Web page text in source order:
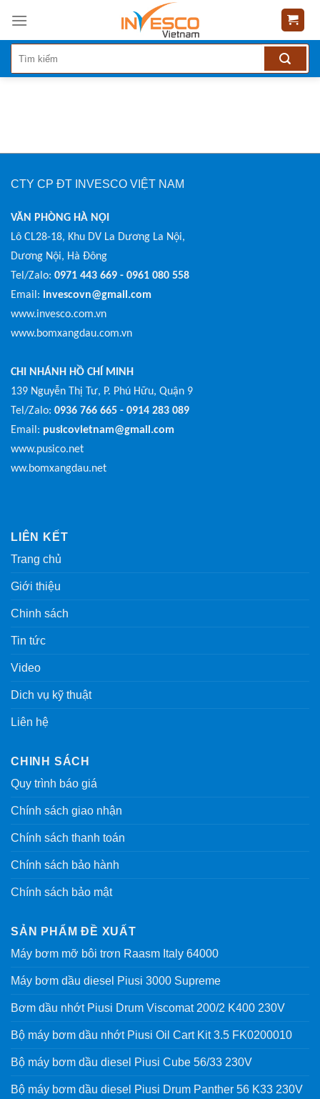
content
CTY CP ĐT INVESCO VIỆT NAM
VĂN PHÒNG HÀ NỘI
Lô CL28-18, Khu DV La Dương La Nội,
Dương Nội, Hà Đông
Tel/Zalo: 0971 443 669 - 0961 080 558
Email: invescovn@gmail.com
www.invesco.com.vn
www.bomxangdau.com.vn
CHI NHÁNH HỒ CHÍ MINH
139 Nguyễn Thị Tư, P. Phú Hữu, Quận 9
Tel/Zalo: 0936 766 665 - 0914 283 089
Email: pusicovietnam@gmail.com
www.pusico.net
ww.bomxangdau.net
LIÊN KẾT
Trang chủ
Giới thiệu
Chinh sách
Tin tức
Video
Dich vụ kỹ thuật
Liên hệ
CHINH SÁCH
Quy trình báo giá
Chính sách giao nhận
Chính sách thanh toán
Chính sách bảo hành
Chính sách bảo mật
SẢN PHẨM ĐỀ XUẤT
Máy bơm mỡ bôi trơn Raasm Italy 64000
Máy bơm dầu diesel Piusi 3000 Supreme
Bơm dầu nhớt Piusi Drum Viscomat 200/2 K400 230V
Bộ máy bơm dầu nhớt Piusi Oil Cart Kit 3.5 FK0200010
Bộ máy bơm dầu diesel Piusi Cube 56/33 230V
Bộ máy bơm dầu diesel Piusi Drum Panther 56 K33 230V